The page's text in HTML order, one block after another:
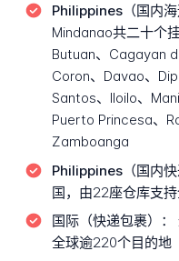
Philippines（国内海
Mindanao共二十个
Butuan、Cagayan
Coron、Davao、
Santos、Iloilo、
Puerto Princesa、
Zamboanga
Philippines（国内快
国，由22座仓库支
国际（快递包裹）：
全球逾220个目的地